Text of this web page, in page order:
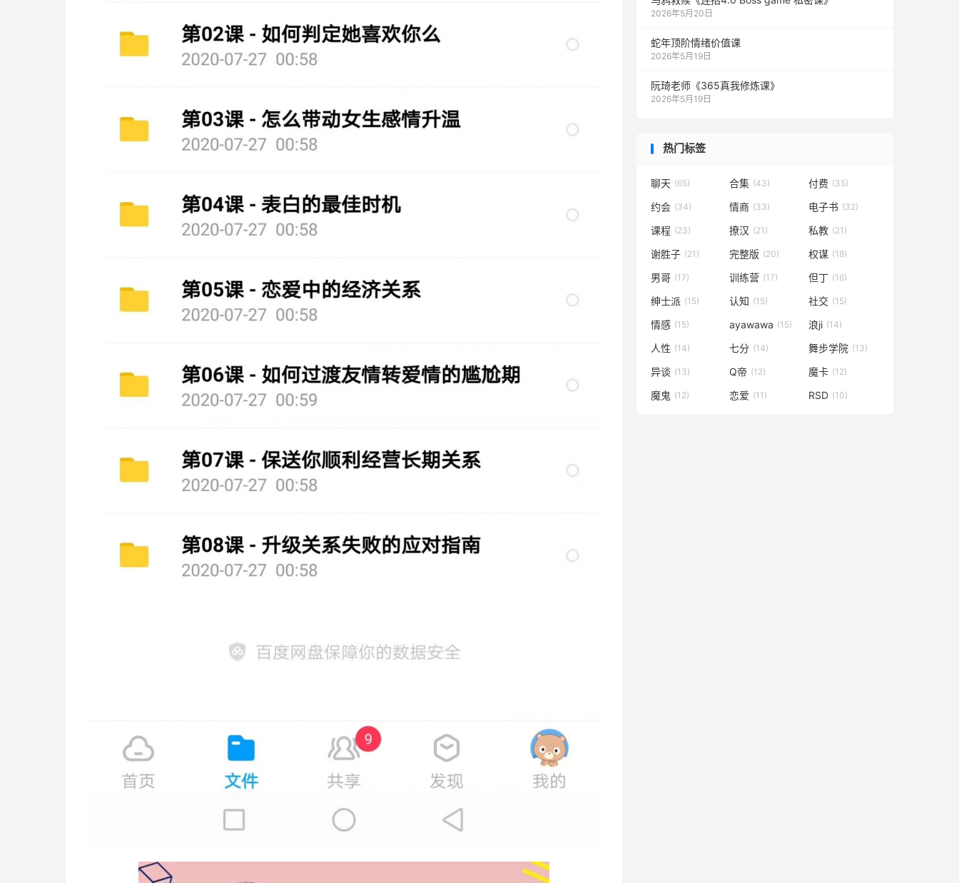
2026年5月20日
蛇年顶阶情绪价值课
2026年5月19日
阮琦老师《365真我修炼课》
2026年5月19日
热门标签
聊天 (65) 合集 (43) 付费 (35)
约会 (34) 情商 (33) 电子书 (32)
课程 (23) 撩汉 (21) 私教 (21)
谢胜子 (21) 完整版 (20) 权谋 (18)
男哥 (17) 训练营 (17) 但丁 (16)
绅士派 (15) 认知 (15) 社交 (15)
情感 (15) ayawawa (15) 浪ji (14)
人性 (14) 七分 (14) 舞步学院 (13)
异谈 (13) Q帝 (12) 魔卡 (12)
魔鬼 (12) 恋爱 (11) RSD (10)